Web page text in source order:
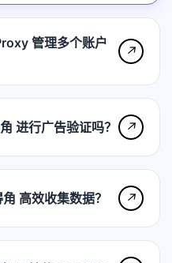
管理多个账户
↗
进行广告验证吗？ ↗
高效收集数据？ ↗